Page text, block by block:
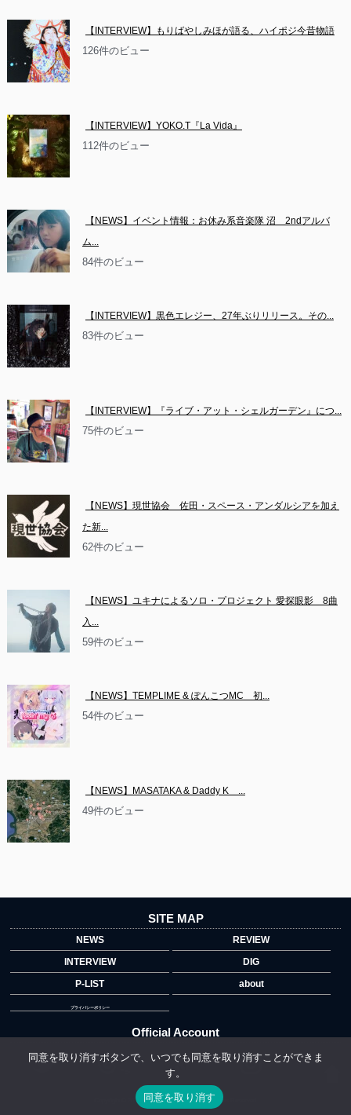
【INTERVIEW】もりばやしみほが語る、ハイポジ今昔物語
126件のビュー
【INTERVIEW】YOKO.T『La Vida』
112件のビュー
【NEWS】イベント情報：お休み系音楽隊 沼　2ndアルバ
ム...
84件のビュー
【INTERVIEW】黒色エレジー、27年ぶりリリース。その...
83件のビュー
【INTERVIEW】『ライブ・アット・シェルガーデン』につ...
75件のビュー
【NEWS】現世協会　佐田・スペース・アンダルシアを加え
た新...
62件のビュー
【NEWS】ユキナによるソロ・プロジェクト 愛探眼影　8曲
入...
59件のビュー
【NEWS】TEMPLIME & ぽんこつMC　初...
54件のビュー
【NEWS】MASATAKA & Daddy K　...
49件のビュー
SITE MAP
NEWS
REVIEW
INTERVIEW
DIG
P-LIST
about
プライバシーポリシー
Official Account
Copyright © 2014 copyrights.indiegrab.jp All Rights Reserved.
同意を取り消すボタンで、いつでも同意を取り消すことができま
す。
同意を取り消す